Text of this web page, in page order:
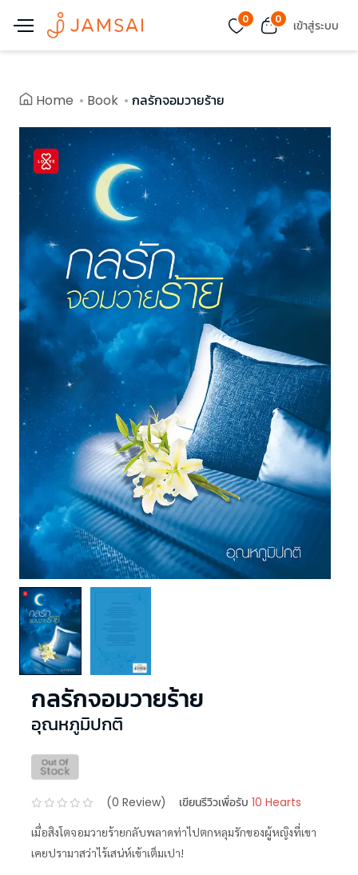
0 0 เข้าสู่ระบบ
Home Book กลรักจอมวายร้าย
กลรักจอมวายร้าย
อุณหภูมิปกติ
(0 Review) เขียนรีวิวเพื่อรับ 10 Hearts
เมื่อสิงโตจอมวายร้ายกลับพลาดท่าไปตกหลุมรักของผู้หญิงที่เขา
เคยปรามาสว่าไร้เสน่ห์เข้าเต็มเปา!